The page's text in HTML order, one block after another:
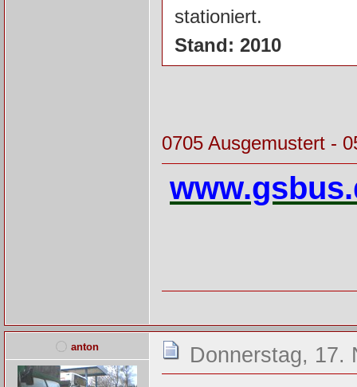
stationiert.
Stand: 2010
0705 Ausgemustert -
anton Donnerstag, 17.